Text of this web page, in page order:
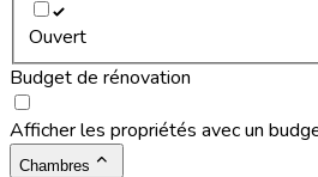
Ouvert
Budget de rénovation
Afficher les propriétés avec un
Chambres